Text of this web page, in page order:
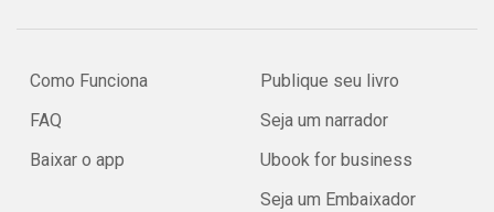
Como Funciona
FAQ
Baixar o app
Publique seu livro
Seja um narrador
Ubook for business
Seja um Embaixador